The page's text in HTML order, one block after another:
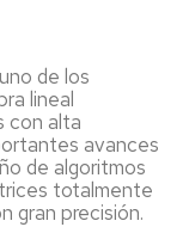
de los
lineal
con alta
avances
de algoritmos
totalmente
gran precisión.